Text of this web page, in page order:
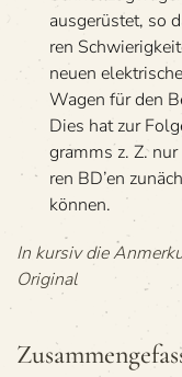
aus­ge­rüs­tet, so
ren
neuen
Wagen für den
Dies hat zur
gramms z. Z.
ren BD’en
können.
In kur­siv die
Original